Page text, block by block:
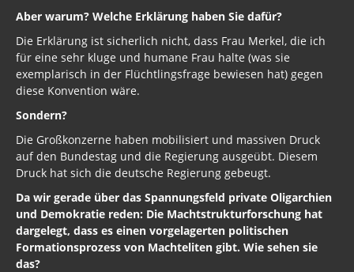
Aber warum? Welche Erklärung haben Sie dafür?
Die Erklärung ist sicherlich nicht, dass Frau Merkel, die ich
für eine sehr kluge und humane Frau halte (was sie
exemplarisch in der Flüchtlingsfrage bewiesen hat) gegen
diese Konvention wäre.
Sondern?
Die Großkonzerne haben mobilisiert und massiven Druck
auf den Bundestag und die Regierung ausgeübt. Diesem
Druck hat sich die deutsche Regierung gebeugt.
Da wir gerade über das Spannungsfeld private Oligarchien
und Demokratie reden: Die Machtstrukturforschung hat
dargelegt, dass es einen vorgelagerten politischen
Formationsprozess von Machteliten gibt. Wie sehen sie
das?